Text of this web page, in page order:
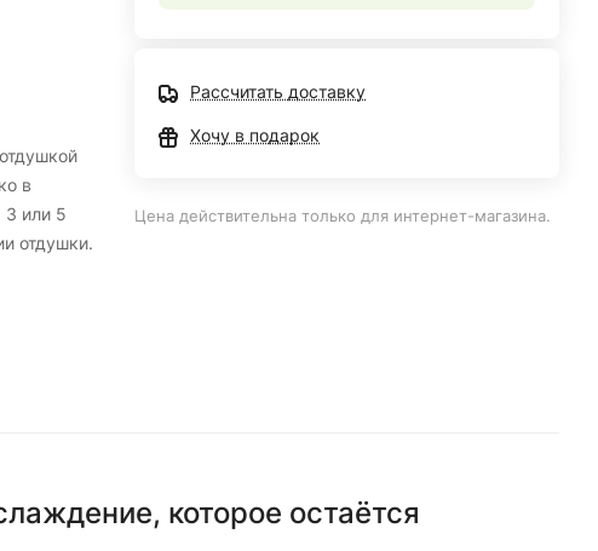
в
3 или 5
отдушки.
Рассчитать доставку
Хочу в подарок
Цена действительна только для интернет-магазина.
которое остаётся